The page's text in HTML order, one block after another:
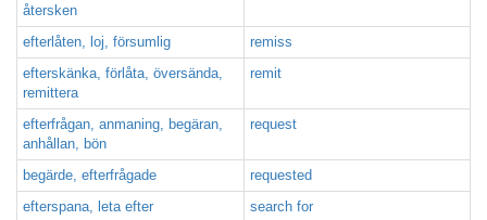
återsken
efterlåten, loj, försumlig
remiss
efterskänka, förlåta, översända,
remittera
remit
efterfrågan, anmaning, begäran,
anhållan, bön
request
begärde, efterfrågade
requested
efterspana, leta efter
search for